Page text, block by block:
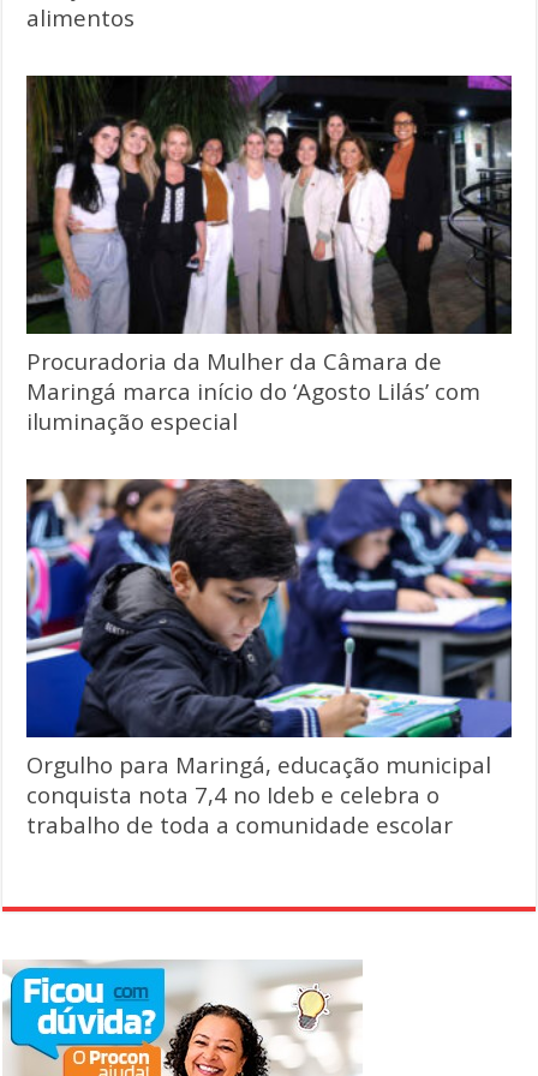
alimentos
Procuradoria da Mulher da Câmara de
Maringá marca início do ‘Agosto Lilás’ com
iluminação especial
Orgulho para Maringá, educação municipal
conquista nota 7,4 no Ideb e celebra o
trabalho de toda a comunidade escolar